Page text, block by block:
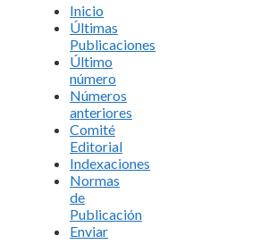
Inicio
Últimas
Publicaciones
Último
número
Números
anteriores
Comité
Editorial
Indexaciones
Normas
de
Publicación
Enviar